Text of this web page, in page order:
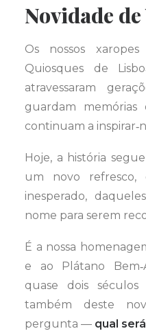
Novidade
Os nossos
Quiosques de
atravessaram
guardam
continuam a
Hoje, a história
um novo
inesperado,
nome para serem
É a nossa
e ao Plátano
quase dois
também deste
pergunta — qual